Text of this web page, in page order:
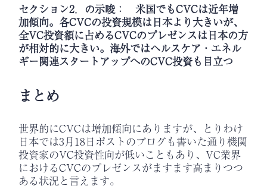
セクション2．の示唆： 米国でもCVCは近年増
加傾向。各CVCの投資規模は日本より大きいが、
全VC投資額に占めるCVCのプレゼンスは日本の方
が相対的に大きい。海外ではヘルスケア・エネル
ギー関連スタートアップへのCVC投資も目立つ
まとめ
世界的にCVCは増加傾向にありますが、とりわけ
日本では3月18日ポストのブログも書いた通り機関
投資家のVC投資性向が低いこともあり、VC業界
におけるCVCのプレゼンスがますます高まりつつ
ある状況と言えます。